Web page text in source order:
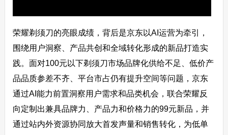
荣耀剃须刀的亮眼成绩，背后是京东以AI运营为牵引，
围绕用户洞察、产品共创和全域转化形成的新品打造实
践。面对100元以下剃须刀市场品牌化供给不足、低价产
品品质参差不齐、平台市占仍有提升空间等问题，京东
通过AI能力前置洞察用户需求和品类机会，联合荣耀反
向定制出兼具品牌力、产品力和价格力的99元新品，并
通过站内外资源协同放大首发声量和销售转化，为低单